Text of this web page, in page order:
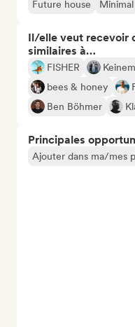
Future house
Minimal
Il/elle veut recevoir
similaires à…
FISHER
bees & honey
Ben Böhmer
Principales
Ajouter dans ma/mes